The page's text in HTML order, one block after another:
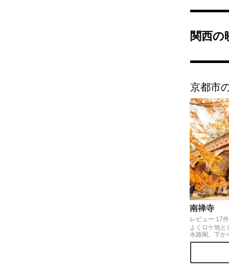
関西
京都市
南禅寺
レビュー 17件
よくロケ地と
水路閣。下か
巻の風景がひ